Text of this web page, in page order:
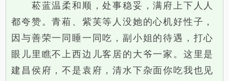
菘蓝温柔和顺，处事稳妥，满府上下人人
都夸赞。青葙、紫芙等人没她的心机好性子，
因与善荣一同睡一同吃，副小姐的待遇，打心
眼儿里瞧不上西边儿客居的大爷一家。这里是
建昌侯府，不是袁府，清水下杂面你吃我也见